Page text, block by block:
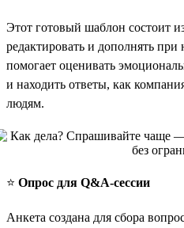
Этот готовый шаблон состоит
редактировать и дополнять
помогает оценивать
и находить ответы, как
людям.
⭐️ Опрос для Q&A-сессии
Анкета создана для сбора